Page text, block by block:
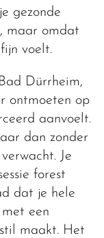
gezonde
maar omdat
voelt.
Dürrheim,
ontmoeten op
aanvoelt.
dan zonder
Je
forest
dat je hele
een
maakt. Het